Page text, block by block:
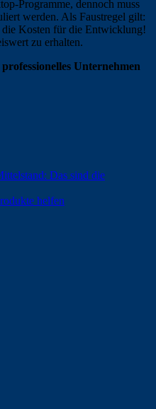
Programme, dennoch muss
werden. Als Faustregel gilt:
die Kosten für die Entwicklung!
zu erhalten.
Unternehmen
Das sind die
helfen